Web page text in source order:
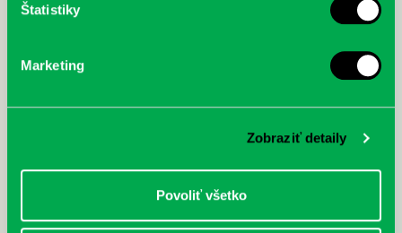
Štatistiky
Marketing
Zobraziť detaily
Povoliť všetko